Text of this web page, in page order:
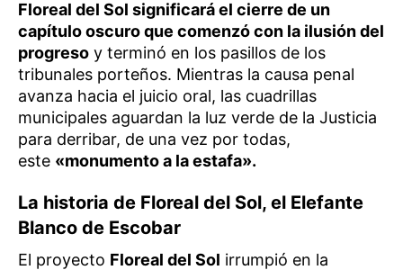
Floreal del Sol significará el cierre de un
capítulo oscuro que comenzó con la ilusión del
progreso y terminó en los pasillos de los
tribunales porteños. Mientras la causa penal
avanza hacia el juicio oral, las cuadrillas
municipales aguardan la luz verde de la Justicia
para derribar, de una vez por todas,
este «monumento a la estafa».
La historia de Floreal del Sol, el Elefante
Blanco de Escobar
El proyecto Floreal del Sol irrumpió en la